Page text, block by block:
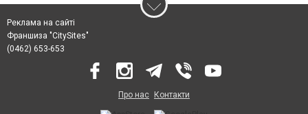
Реклама на сайті
Франшиза "CitySites"
(0462) 653-653
Про нас Контакти